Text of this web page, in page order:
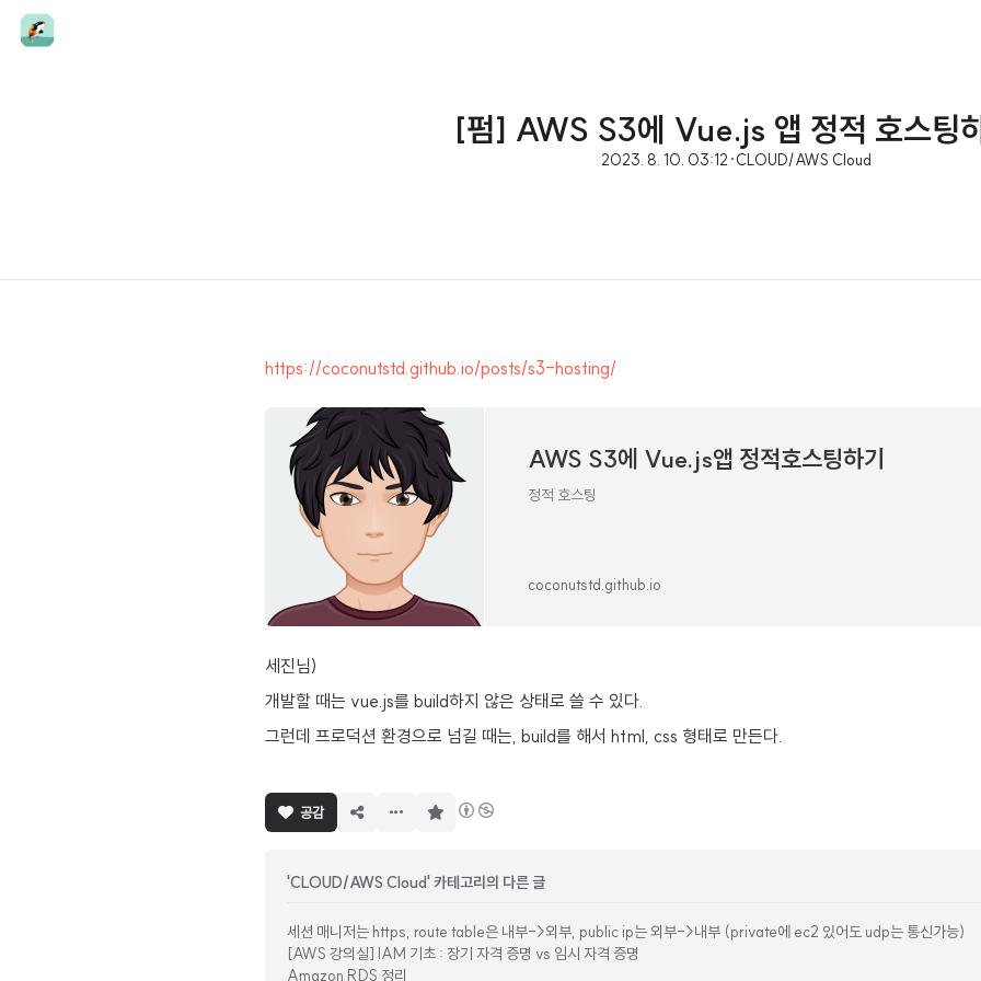
[펌] AWS S3에 Vue.js 앱 정적 호스팅
2023. 8. 10. 03:12 ·CLOUD/AWS Cloud
https://coconutstd.github.io/posts/s3-hosting/
AWS S3에 Vue.js앱 정적호스팅하기
정적 호스팅
coconutstd.github.io
세진님)
개발할 때는 vue.js를 build하지 않은 상태로 쓸 수 있다.
그런데 프로덕션 환경으로 넘길 때는, build를 해서 html, css 형태로 만든다.
공감
'CLOUD/AWS Cloud' 카테고리의 다른 글
세션 매니저는 https, route table은 내부->외부, public ip는 외부->내부 (private에 ec2 있어도 udp는 통신가능)
[AWS 강의실] IAM 기초 : 장기 자격 증명 vs 임시 자격 증명
Amazon RDS 정리